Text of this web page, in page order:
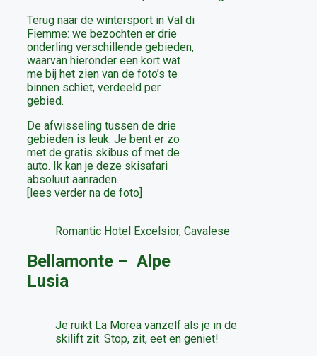
Terug naar de wintersport in Val di
Fiemme: we bezochten er drie
onderling verschillende gebieden,
waarvan hieronder een kort wat
me bij het zien van de foto’s te
binnen schiet, verdeeld per
gebied.
De afwisseling tussen de drie
gebieden is leuk. Je bent er zo
met de gratis skibus of met de
auto. Ik kan je deze skisafari
absoluut aanraden.
[lees verder na de foto]
Romantic Hotel Excelsior, Cavalese
Bellamonte – Alpe
Lusia
Je ruikt La Morea vanzelf als je in de
skilift zit. Stop, zit, eet en geniet!